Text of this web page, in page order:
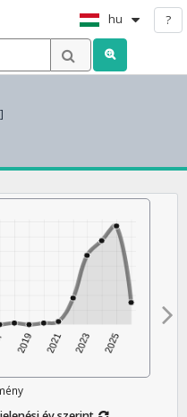
hu ?